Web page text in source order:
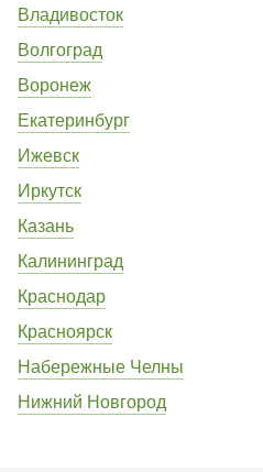
Владивосток
Волгоград
Воронеж
Екатеринбург
Ижевск
Иркутск
Казань
Калининград
Краснодар
Красноярск
Набережные Челны
Нижний Новгород